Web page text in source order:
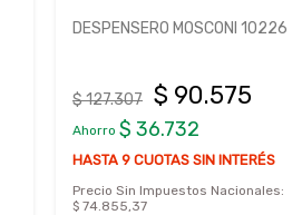
DESPENSERO MOSCONI 10226
$ 127.307 $ 90.575
Ahorro $ 36.732
HASTA 9 CUOTAS SIN INTERÉS
Precio Sin Impuestos Nacionales:
$ 74.855,37